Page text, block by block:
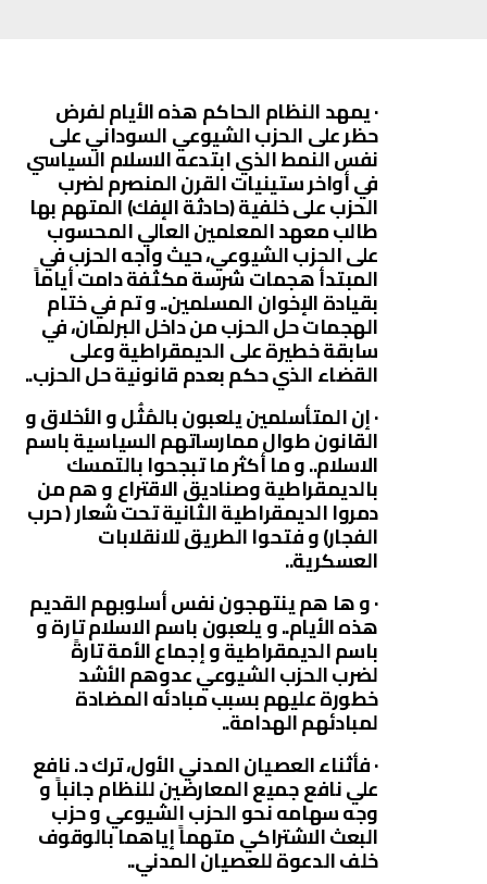
· يمهد النظام الحاكم هذه الأيام لفرض
حظر على الحزب الشيوعي السوداني على
نفس النمط الذي ابتدعه الاسلام السياسي
في أواخر ستينيات القرن المنصرم لضرب
الحزب على خلفية (حادثة الإفك) المتهم بها
طالب معهد المعلمين العالي المحسوب
على الحزب الشيوعي، حيث واجه الحزب في
المبتدأ هجمات شرسة مكثفة دامت أياماً
بقيادة الإخوان المسلمين.. و تم في ختام
الهجمات حل الحزب من داخل البرلمان، في
سابقة خطيرة على الديمقراطية وعلى
القضاء الذي حكم بعدم قانونية حل الحزب..
· إن المتأسلمين يلعبون بالمُثُل و الأخلاق و
القانون طوال ممارساتهم السياسية باسم
الاسلام.. و ما أكثر ما تبجحوا بالتمسك
بالديمقراطية وصناديق الاقتراع و هم من
دمروا الديمقراطية الثانية تحت شعار ( حرب
الفجار) و فتحوا الطريق للانقلابات
العسكرية..
· و ها هم ينتهجون نفس أسلوبهم القديم
هذه الأيام.. و يلعبون باسم الاسلام تارة و
باسم الديمقراطية و إجماع الأمة تارةً
لضرب الحزب الشيوعي عدوهم الأشد
خطورة عليهم بسبب مبادئه المضادة
لمبادئهم الهدامة..
· فأثناء العصيان المدني الأول، ترك د. نافع
علي نافع جميع المعارضين للنظام جانباً و
وجه سهامه نحو الحزب الشيوعي و حزب
البعث الاشتراكي متهماً إياهما بالوقوف
خلف الدعوة للعصيان المدني..